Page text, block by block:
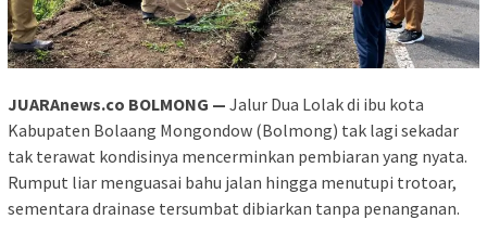
JUARAnews.co BOLMONG — Jalur Dua Lolak di ibu kota
Kabupaten Bolaang Mongondow (Bolmong) tak lagi sekadar
tak terawat kondisinya mencerminkan pembiaran yang nyata.
Rumput liar menguasai bahu jalan hingga menutupi trotoar,
sementara drainase tersumbat dibiarkan tanpa penanganan.